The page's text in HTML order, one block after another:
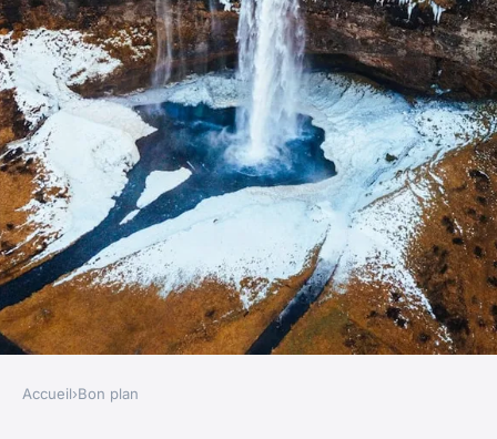
BON PLAN
Accueil›Bon plan